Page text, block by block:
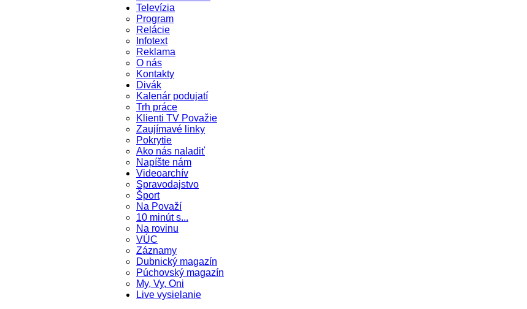
Televízia
Program
Relácie
Infotext
Reklama
O nás
Kontakty
Divák
Kalenár podujatí
Trh práce
Klienti TV Považie
Zaujímavé linky
Pokrytie
Ako nás naladiť
Napíšte nám
Videoarchív
Spravodajstvo
Šport
Na Považí
10 minút s...
Na rovinu
VÚC
Záznamy
Dubnický magazín
Púchovský magazín
My, Vy, Oni
Live vysielanie